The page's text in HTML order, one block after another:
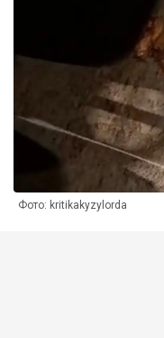
Фото: kritikakyzylorda